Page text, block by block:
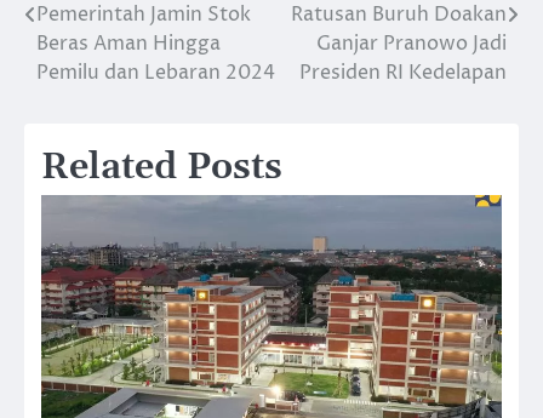
Post
navigation
Pemerintah Jamin Stok
Beras Aman Hingga
Pemilu dan Lebaran 2024
Ratusan Buruh Doakan
Ganjar Pranowo Jadi
Presiden RI Kedelapan
Related Posts